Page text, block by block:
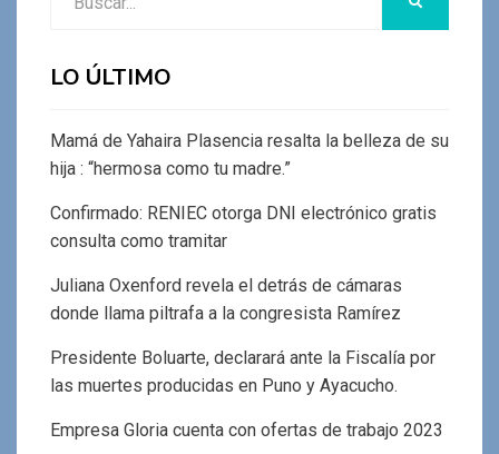
LO ÚLTIMO
Mamá de Yahaira Plasencia resalta la belleza de su
hija : “hermosa como tu madre.”
Confirmado: RENIEC otorga DNI electrónico gratis
consulta como tramitar
Juliana Oxenford revela el detrás de cámaras
donde llama piltrafa a la congresista Ramírez
Presidente Boluarte, declarará ante la Fiscalía por
las muertes producidas en Puno y Ayacucho.
Empresa Gloria cuenta con ofertas de trabajo 2023